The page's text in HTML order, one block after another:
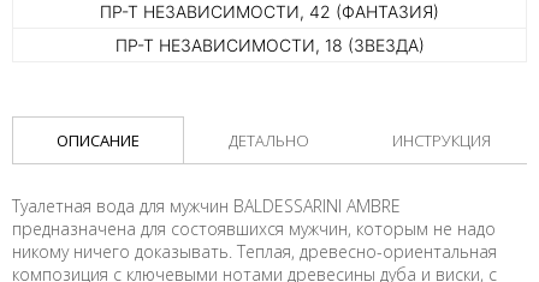
ПР-Т НЕЗАВИСИМОСТИ, 42 (ФАНТАЗИЯ)
ПР-Т НЕЗАВИСИМОСТИ, 18 (ЗВЕЗДА)
ОПИСАНИЕ ДЕТАЛЬНО ИНСТРУКЦИЯ
Туалетная вода для мужчин BALDESSARINI AMBRE
предназначена для состоявшихся мужчин, которым не надо
никому ничего доказывать. Теплая, древесно-ориентальная
композиция с ключевыми нотами древесины дуба и виски, с